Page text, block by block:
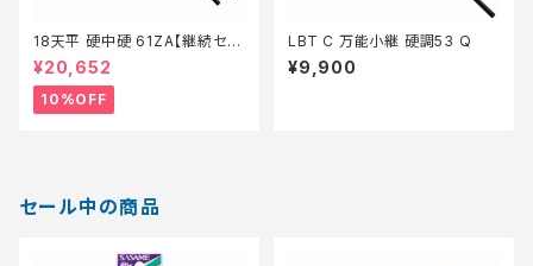
18天平 硬中硬 61ZA【継続セー
ル_ロッド】【10】
¥20,652
10%OFF
LBT C 万能小継 硬調53 Q
¥9,900
セール中の商品